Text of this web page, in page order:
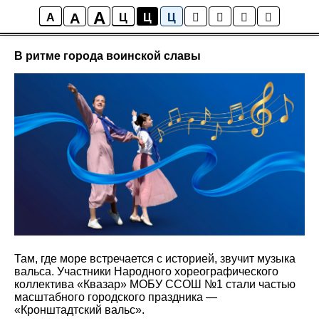
A A A Ц Ц Ц
Квазар
В ритме города воинской славы
Там, где море встречается с историей, звучит музыка
вальса. Участники Народного хореографического
коллектива «Квазар» МОБУ ССОШ №1 стали частью
масштабного городского праздника —
«Кронштадтский вальс».